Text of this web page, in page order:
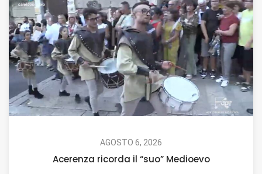
AGOSTO 6, 2026
Acerenza ricorda il “suo” Medioevo